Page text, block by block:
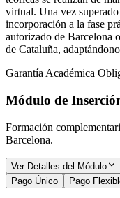
virtual. Una vez
incorporación a la fase
autorizado de Barcelona
de Cataluña,
Garantía Académica
Módulo de
Formación
Barcelona.
Ver Detalles del Módulo
Pago Único
Pago